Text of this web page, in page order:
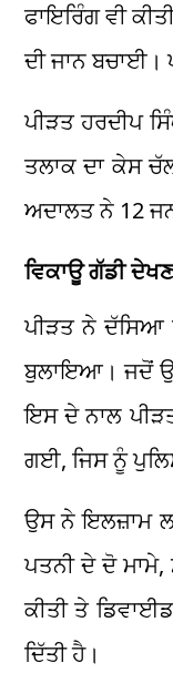
ਫਾਇਰਿੰਗ ਵੀ
ਦੀ ਜਾਨ
ਪੀੜਤ ਹਰਦੀਪ
ਤਲਾਕ ਦਾ ਕੇਸ
ਅਦਾਲਤ ਨੇ 12
ਵਿਕਾਊ ਗੱਡੀ
ਪੀੜਤ ਨੇ ਦੱਸਿਆ
ਬੁਲਾਇਆ। ਜਦੋਂ
ਇਸ ਦੇ ਨਾਲ
ਗਈ, ਜਿਸ ਨੂੰ
ਉਸ ਨੇ ਇਲਜ਼ਾਮ
ਪਤਨੀ ਦੇ ਦੋ ਮਾਮੇ,
ਕੀਤੀ ਤੇ
ਦਿੱਤੀ ਹੈ।